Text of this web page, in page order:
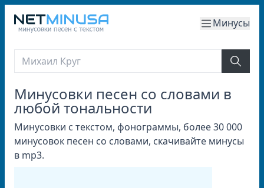
Минусы
Минусовки песен со словами в
любой тональности
Минусовки с текстом, фонограммы, более 30 000
минусовок песен со словами, скачивайте минусы
в mp3.